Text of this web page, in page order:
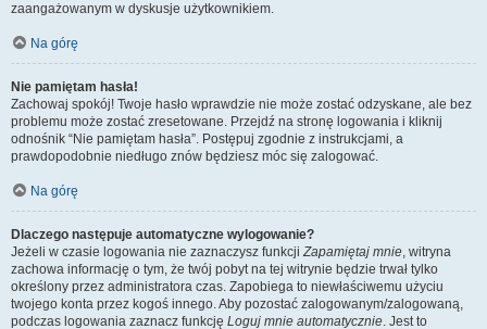
zaangażowanym w dyskusje użytkownikiem.
Na górę
Nie pamiętam hasła!
Zachowaj spokój! Twoje hasło wprawdzie nie może zostać odzyskane, ale bez
problemu może zostać zresetowane. Przejdź na stronę logowania i kliknij
odnośnik “Nie pamiętam hasła”. Postępuj zgodnie z instrukcjami, a
prawdopodobnie niedługo znów będziesz móc się zalogować.
Na górę
Dlaczego następuje automatyczne wylogowanie?
Jeżeli w czasie logowania nie zaznaczysz funkcjiZapamiętaj mnie, witryna
zachowa informację o tym, że twój pobyt na tej witrynie będzie trwał tylko
określony przez administratora czas. Zapobiega to niewłaściwemu użyciu
twojego konta przez kogoś innego. Aby pozostać zalogowanym/zalogowaną,
podczas logowania zaznacz funkcję Loguj mnie automatycznie. Jest to